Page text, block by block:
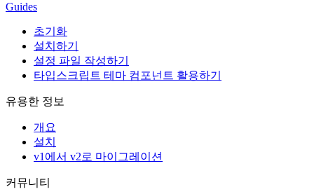
Guides
초기화
설치하기
설정 파일 작성하기
타입스크립트 테마 컴포넌트 활용하기
유용한 정보
개요
설치
v1에서 v2로 마이그레이션
커뮤니티